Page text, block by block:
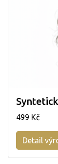
499 Kč
Detail